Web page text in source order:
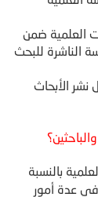
العلمية ضمن
الناشرة للبحث
نشر الأبحاث
بالنسبة
في عدة أمور